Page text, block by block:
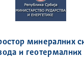
минералних
и геотермалних